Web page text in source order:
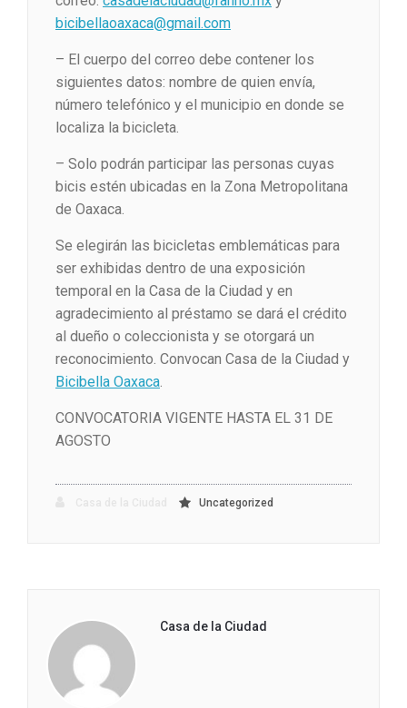
bicibellaoaxaca@gmail.com
– El cuerpo del correo debe contener los
siguientes datos: nombre de quien envía,
número telefónico y el municipio en donde se
localiza la bicicleta.
– Solo podrán participar las personas cuyas
bicis estén ubicadas en la Zona Metropolitana
de Oaxaca.
Se elegirán las bicicletas emblemáticas para
ser exhibidas dentro de una exposición
temporal en la Casa de la Ciudad y en
agradecimiento al préstamo se dará el crédito
al dueño o coleccionista y se otorgará un
reconocimiento. Convocan Casa de la Ciudad y
Bicibella Oaxaca.
CONVOCATORIA VIGENTE HASTA EL 31 DE
AGOSTO
Uncategorized
Casa de la Ciudad